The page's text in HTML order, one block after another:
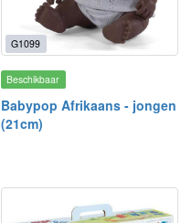
G1099
Beschikbaar
Babypop Afrikaans - jongen
(21cm)